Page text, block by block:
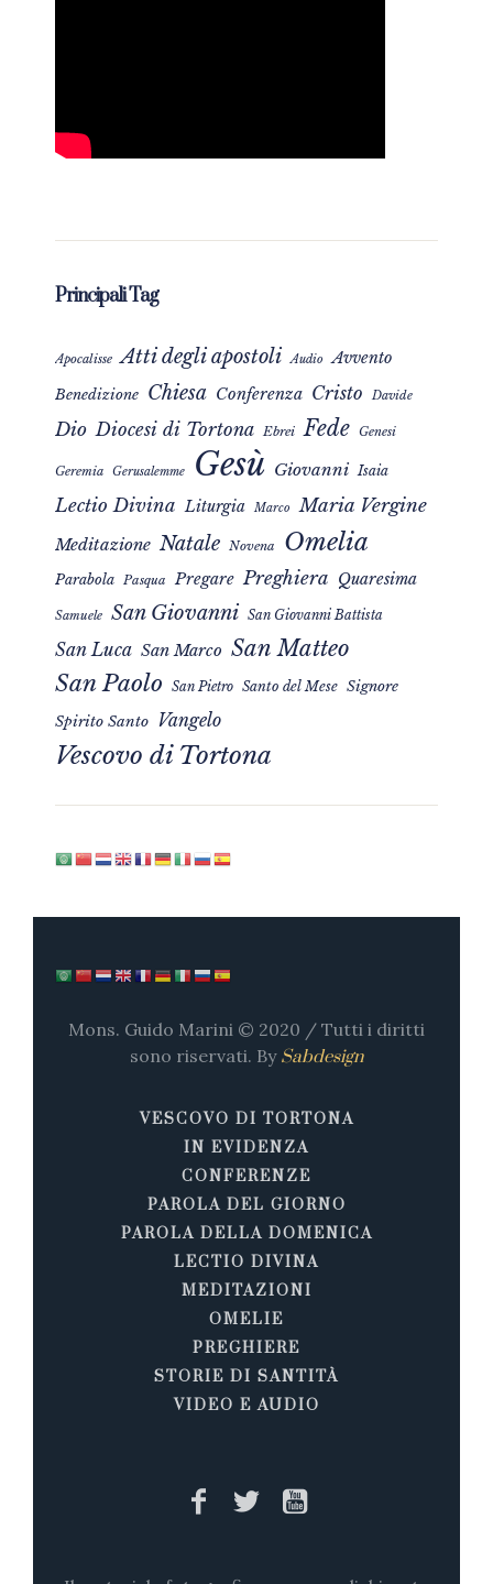
Principali Tag
Apocalisse Atti degli apostoli Audio Avvento
Benedizione Chiesa Conferenza Cristo Davide
Dio Diocesi di Tortona Ebrei Fede Genesi
Geremia Gerusalemme Gesù Giovanni Isaia
Lectio Divina Liturgia Marco Maria Vergine
Meditazione Natale Novena Omelia
Parabola Pasqua Pregare Preghiera Quaresima
Samuele San Giovanni San Giovanni Battista
San Luca San Marco San Matteo
San Paolo San Pietro Santo del Mese Signore
Spirito Santo Vangelo
Vescovo di Tortona
Mons. Guido Marini © 2020 / Tutti i diritti
sono riservati. By Sabdesign
VESCOVO DI TORTONA
IN EVIDENZA
CONFERENZE
PAROLA DEL GIORNO
PAROLA DELLA DOMENICA
LECTIO DIVINA
MEDITAZIONI
OMELIE
PREGHIERE
STORIE DI SANTITÀ
VIDEO E AUDIO